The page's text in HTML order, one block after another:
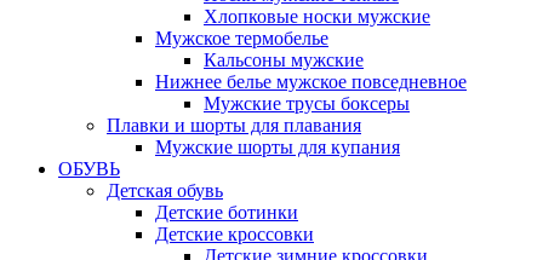
Хлопковые носки мужские
Мужское термобелье
Кальсоны мужские
Нижнее белье мужское повседневное
Мужские трусы боксеры
Плавки и шорты для плавания
Мужские шорты для купания
ОБУВЬ
Детская обувь
Детские ботинки
Детские кроссовки
Детские зимние кроссовки